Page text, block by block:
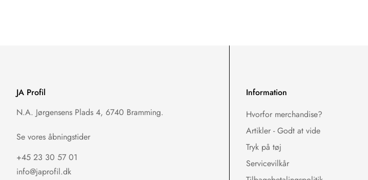
JA Profil
N.A. Jørgensens Plads 4, 6740 Bramming.
Se vores åbningstider
+45 23 30 57 01
info@japrofil.dk
Information
Hvorfor merchandise?
Artikler - Godt at vide
Tryk på tøj
Servicevilkår